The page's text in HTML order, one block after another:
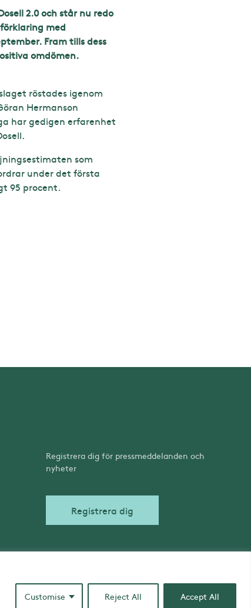
Customise Reject All Accept All
2.0 och står nu redo
med
Fram tills dess
omdömen.
röstades igenom
Hermanson
har gedigen erfarenhet
som
under det första
95 procent.
Registrera dig för pressmeddelanden och
nyheter
Registrera dig